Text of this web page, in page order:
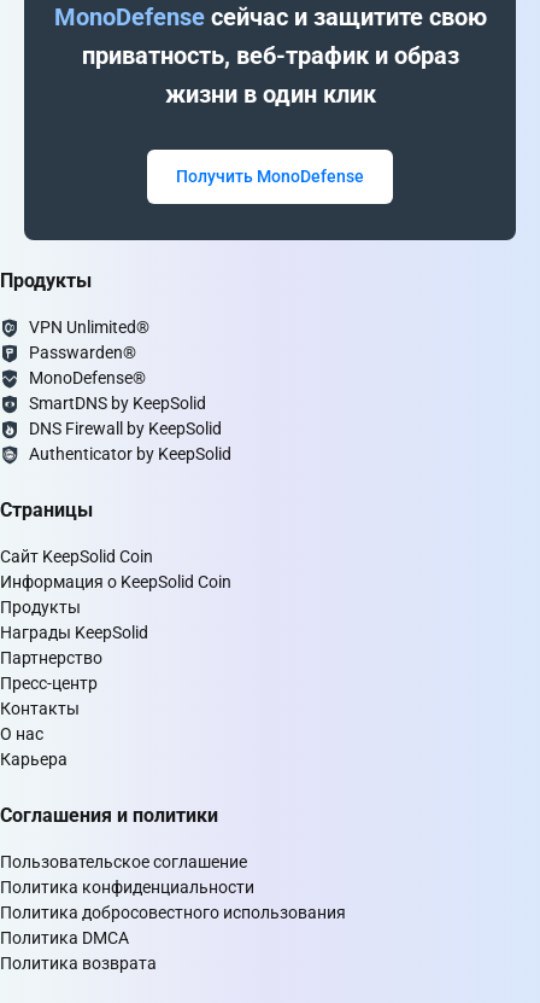
MonoDefenseсейчас и защитите свою
приватность, веб-трафик и образ
жизни в один клик
Получить MonoDefense
Продукты
VPN Unlimited®
Passwarden®
MonoDefense®
SmartDNS by KeepSolid
DNS Firewall by KeepSolid
Authenticator by KeepSolid
Страницы
Сайт KeepSolid Coin
Информация о KeepSolid Coin
Продукты
Награды KeepSolid
Партнерство
Пресс-центр
Контакты
О нас
Карьера
Соглашения и политики
Пользовательское соглашение
Политика конфиденциальности
Политика добросовестного использования
Политика DMCA
Политика возврата